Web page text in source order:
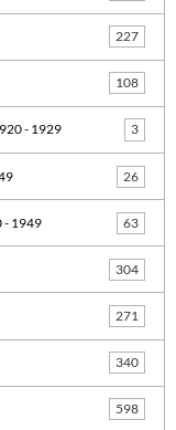
227
108
- 1929 3
26
- 1949 63
304
271
340
598